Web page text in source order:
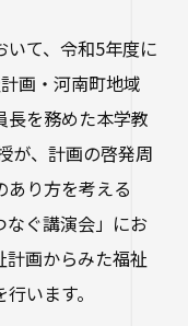
生）
ついて
て、令和5年度に
画・河南町地域
長を務めた本学教
が、計画の啓発周
あり方を考える
なぐ講演会」にお
計画からみた福祉
います。